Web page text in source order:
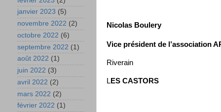
Nicolas Boulery
Vice président de l’association
Riverain
LES CASTORS
janvier 2023 (5)
novembre 2022 (2)
octobre 2022 (6)
septembre 2022 (1)
août 2022 (1)
juin 2022 (3)
avril 2022 (2)
mars 2022 (2)
février 2022 (1)